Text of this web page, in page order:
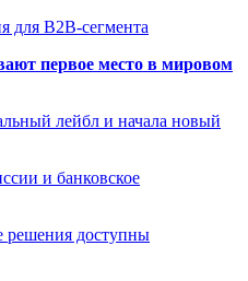
для B2B-сегмента
первое место в мировом
лейбл и начала новый
и банковское
решения доступны